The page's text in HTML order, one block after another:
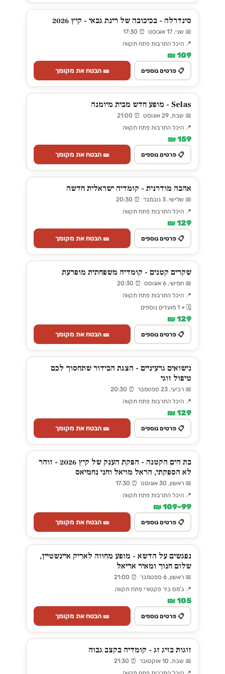
סינדרלה - בכיכובה של רינת גבאי - קיץ 2026
📅 שני, 17 אוגוסט ⏰ 17:30
📍 היכל התרבות פתח תקווה
109 ₪
📋 פרטים נוספים 🎫 הבטח את מקומך
Selas - מופע חדש מבית מיומנה
📅 שבת, 29 אוגוסט ⏰ 21:00
📍 היכל התרבות פתח תקווה
159 ₪
📋 פרטים נוספים 🎫 הבטח את מקומך
אהבה מודרנית - קומדיה ישראלית חדשה
📅 שלישי, 3 נובמבר ⏰ 20:30
📍 היכל התרבות פתח תקווה
129 ₪
📋 פרטים נוספים 🎫 הבטח את מקומך
שקרים קטנים - קומדיה משפחתית מופרעת
📅 חמישי, 6 אוגוסט ⏰ 20:30
📍 היכל התרבות פתח תקווה
🗓️ + 1 מועדים נוספים
129 ₪
📋 פרטים נוספים 🎫 הבטח את מקומך
נישואים גרעיניים - הצגת הבידור שתחסוך לכם
טיפול זוגי
📅 רביעי, 23 ספטמבר ⏰ 20:30
📍 היכל התרבות פתח תקווה
129 ₪
📋 פרטים נוספים 🎫 הבטח את מקומך
בת הים הקטנה - הפקת הענק של קיץ 2026 - זוהר
לא הספקתי, הראל מויאל וחני נחמיאס
📅 ראשון, 30 אוגוסט ⏰ 17:30
📍 היכל התרבות פתח תקווה
99–109 ₪
📋 פרטים נוספים 🎫 הבטח את מקומך
נפגשים על הדשא - מופע מחווה לאריק איינשטיין,
שלום חנוך ומאיר אריאל
📅 ראשון, 6 ספטמבר ⏰ 21:00
📍 ג'מס ביר פקטורי פתח תקווה
105 ₪
📋 פרטים נוספים 🎫 הבטח את מקומך
זוגות בזיג זג - קומדיה בקצב גבוה
📅 שבת, 10 אוקטובר ⏰ 21:30